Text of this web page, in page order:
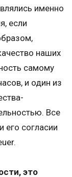
именно
если
наших
самому
и один из
Все
согласии
это